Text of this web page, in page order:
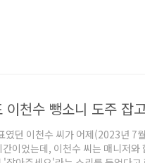
이천수 뺑소니 도주 잡
였던 이천수 씨가 어제(2023년 7
이었는데, 이천수 씨는 매니저